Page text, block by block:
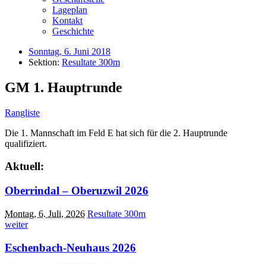
Lageplan
Kontakt
Geschichte
Sonntag, 6. Juni 2018
Sektion: Resultate 300m
GM 1. Hauptrunde
Rangliste
Die 1. Mannschaft im Feld E hat sich für die 2. Hauptrunde
qualifiziert.
Aktuell:
Oberrindal – Oberuzwil 2026
Montag, 6. Juli, 2026 Resultate 300m
weiter
Eschenbach-Neuhaus 2026